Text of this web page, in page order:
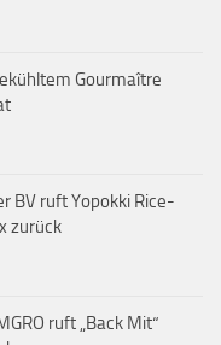
Gourmaître
BV ruft Yopokki Rice-
zurück
ruft „Back Mit“